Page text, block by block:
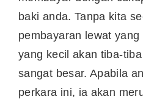
baki anda. Tanpa kita
pembayaran lewat
yang kecil akan tiba-
sangat besar. Apabila
perkara ini, ia akan